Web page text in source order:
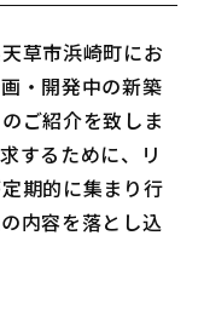
草市浜崎町にお
・開発中の新築
ご紹介を致しま
するために、リ
期的に集まり行
内容を落とし込